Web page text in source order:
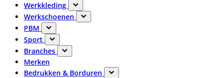
Werkkleding
Werkschoenen
PBM
Sport
Branches
Merken
Bedrukken & Borduren